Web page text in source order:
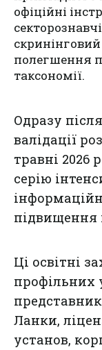
офіційні
полегшення
таксономії.
Одразу
валідації
травні 2026
серію
підвищення
Ці освітні
профільних
Ланки,
установ,